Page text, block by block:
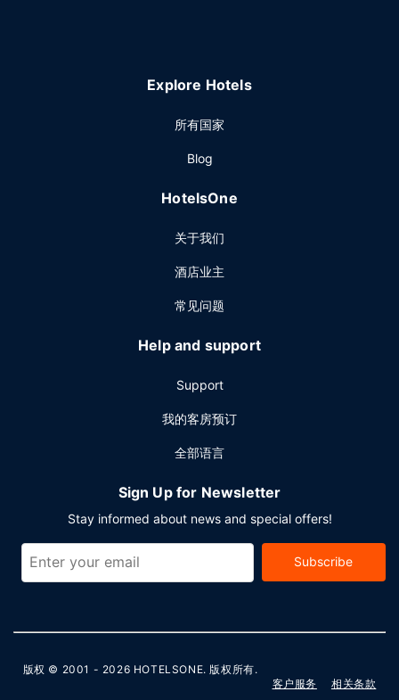
服务。酒店提供免费自助停车。Explore Hotels
所有国家
Blog
HotelsOne
关于我们
酒店业主
常见问题
Help and support
Support
我的客房预订
全部语言
Sign Up for Newsletter
Stay informed about news and special offers!
Subscribe
版权 © 2001 - 2026 HOTELSONE. 版权所有.
客户服务
相关条款